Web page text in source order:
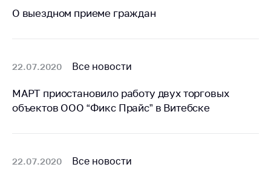
геральдические
5 лет МАРТ
О выездном приеме граждан
22.07.2020 Все новости
МАРТ приостановило работу двух торговых
объектов ООО “Фикс Прайс” в Витебске
22.07.2020 Все новости